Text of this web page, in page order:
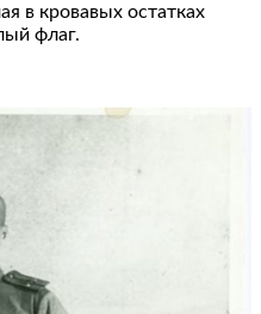
в кровавых остатках
флаг.